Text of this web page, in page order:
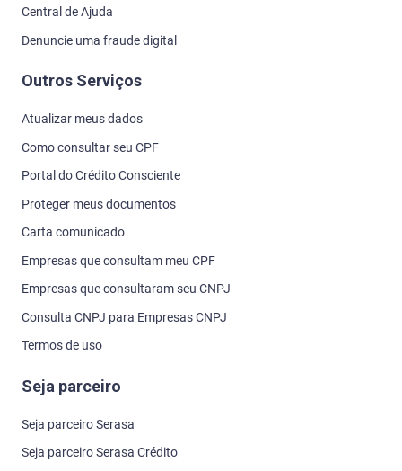
Central de Ajuda
Denuncie uma fraude digital
Outros Serviços
Atualizar meus dados
Como consultar seu CPF
Portal do Crédito Consciente
Proteger meus documentos
Carta comunicado
Empresas que consultam meu CPF
Empresas que consultaram seu CNPJ
Consulta CNPJ para Empresas CNPJ
Termos de uso
Seja parceiro
Seja parceiro Serasa
Seja parceiro Serasa Crédito